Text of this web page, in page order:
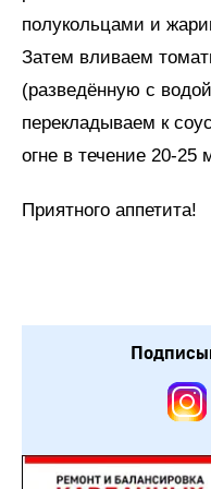
полукольцами и
Затем вливаем
(разведённую с
перекладываем к
огне в течение 20-25
Приятного аппетита!